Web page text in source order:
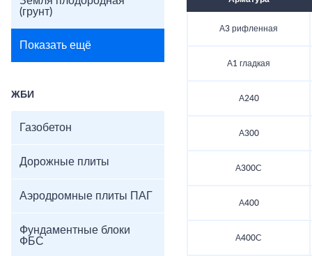
(грунт)
Показать ещё
ЖБИ
Газобетон
Дорожные плиты
Аэродромные плиты ПАГ
Фундаментные блоки
ФБС
А3 рифленная
А1 гладкая
А240
А300
А300С
А400
А400С